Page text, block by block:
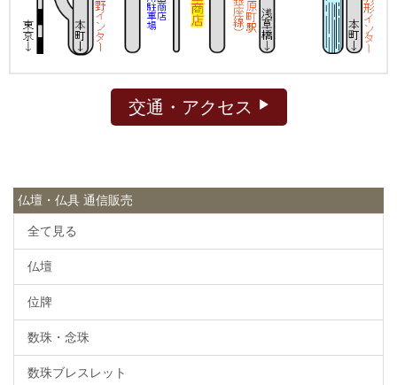
交通・アクセス
仏壇・仏具 通信販売
全て見る
仏壇
位牌
数珠・念珠
数珠ブレスレット